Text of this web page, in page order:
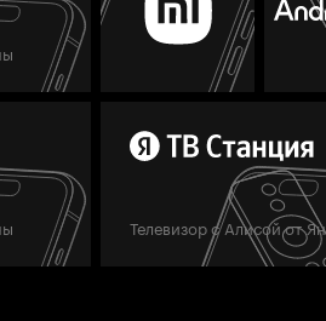
Телевизор с Алисой от